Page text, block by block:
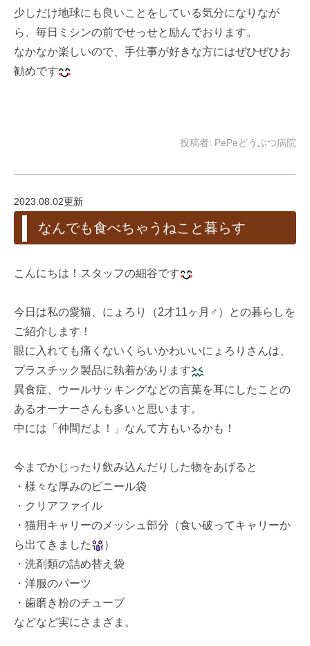
少しだけ地球にも良いことをしている気分になりなが
ら、毎日ミシンの前でせっせと励んでおります。
なかなか楽しいので、手仕事が好きな方にはぜひぜひお
勧めです
投稿者: PePeどうぶつ病院
2023.08.02更新
なんでも食べちゃうねこと暮らす
こんにちは！スタッフの細谷です
今日は私の愛猫、にょろり（2才11ヶ月♂）との暮らしを
ご紹介します！
眼に入れても痛くないくらいかわいいにょろりさんは、
プラスチック製品に執着があります
異食症、ウールサッキングなどの言葉を耳にしたことの
あるオーナーさんも多いと思います。
中には「仲間だよ！」なんて方もいるかも！
今までかじったり飲み込んだりした物をあげると
・様々な厚みのビニール袋
・クリアファイル
・猫用キャリーのメッシュ部分（食い破ってキャリーか
ら出てきました
）
・洗剤類の詰め替え袋
・洋服のパーツ
・歯磨き粉のチューブ
などなど実にさまざま。